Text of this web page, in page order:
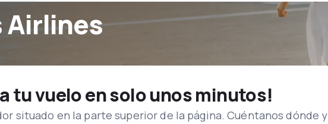
Airlines
tu vuelo en solo unos minutos!
situado en la parte superior de la página. Cuéntanos dónde y